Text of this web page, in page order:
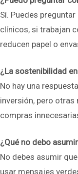
Sí. Puedes
clínicos, si trabajan
reducen papel o
¿La sostenibilidad
No hay una
inversión, pero
compras
¿Qué no debo
No debes asumir
usar mensajes